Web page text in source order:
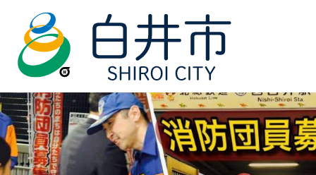
2
枚
目